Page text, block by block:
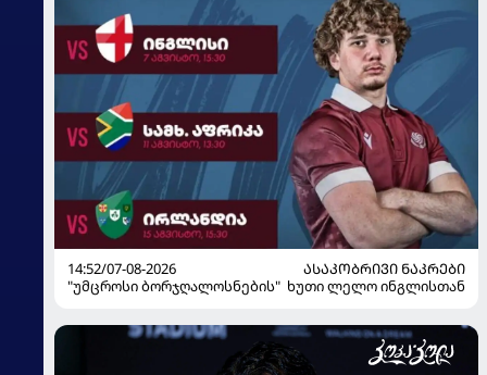
14:52/07-08-2026
ᲐᲡᲐᲙᲝᲑᲠᲘᲕᲘ ᲜᲐᲙᲠᲔᲑᲘ
"უმცროსი ბორჯღალოსნების" ხუთი ლელო ინგლისთან